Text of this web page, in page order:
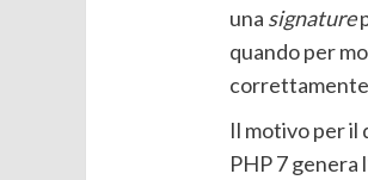
una signature
quando per
correttamente
Il motivo per il
PHP 7 genera